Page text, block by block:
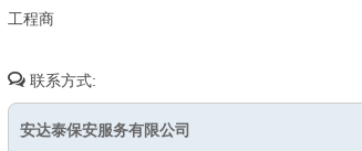
工程商
联系方式:
安达泰保安服务有限公司